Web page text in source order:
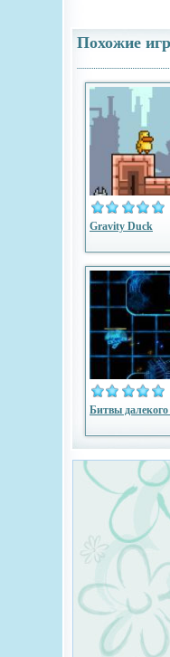
Похожие
Gravity Duck
Битвы далекого